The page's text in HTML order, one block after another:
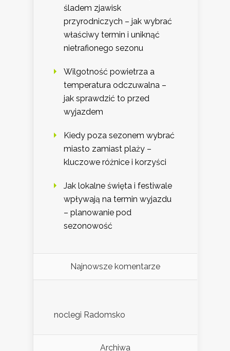
śladem zjawisk
przyrodniczych – jak wybrać
właściwy termin i uniknąć
nietrafionego sezonu
Wilgotność powietrza a
temperatura odczuwalna –
jak sprawdzić to przed
wyjazdem
Kiedy poza sezonem wybrać
miasto zamiast plaży –
kluczowe różnice i korzyści
Jak lokalne święta i festiwale
wpływają na termin wyjazdu
– planowanie pod
sezonowość
Najnowsze komentarze
noclegi Radomsko
Archiwa